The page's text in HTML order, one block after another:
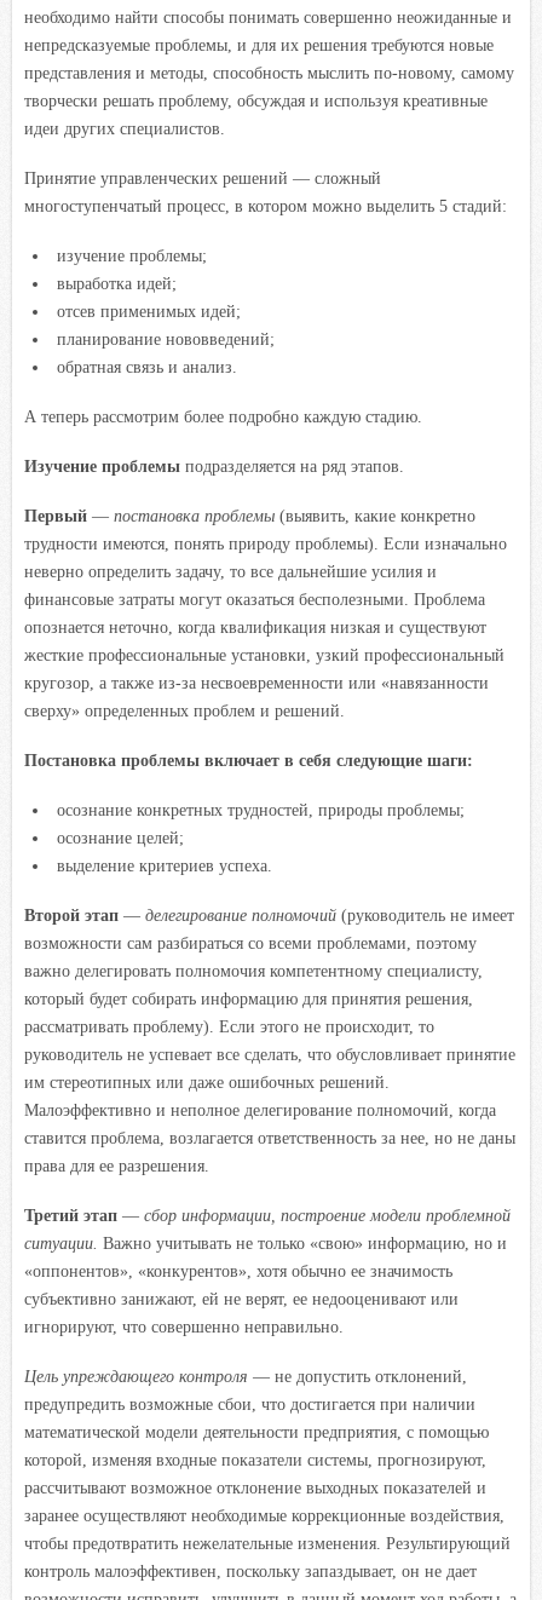
необходимо найти способы понимать совершенно неожиданные и
непредсказуемые проблемы, и для их решения требуются новые
представления и методы, способность мыслить по-новому, самому
творчески решать проблему, обсуждая и используя креативные
идеи других специалистов.
Принятие управленческих решений — сложный
многоступенчатый процесс, в котором можно выделить 5 стадий:
изучение проблемы;
выработка идей;
отсев применимых идей;
планирование нововведений;
обратная связь и анализ.
А теперь рассмотрим более подробно каждую стадию.
Изучение проблемы подразделяется на ряд этапов.
Первый — постановка проблемы (выявить, какие конкретно
трудности имеются, понять природу проблемы). Если изначально
неверно определить задачу, то все дальнейшие усилия и
финансовые затраты могут оказаться бесполезными. Проблема
опознается неточно, когда квалификация низкая и существуют
жесткие профессиональные установки, узкий профессиональный
кругозор, а также из-за несвоевременности или «навязанности
сверху» определенных проблем и решений.
Постановка проблемы включает в себя следующие шаги:
осознание конкретных трудностей, природы проблемы;
осознание целей;
выделение критериев успеха.
Второй этап — делегирование полномочий (руководитель не имеет
возможности сам разбираться со всеми проблемами, поэтому
важно делегировать полномочия компетентному специалисту,
который будет собирать информацию для принятия решения,
рассматривать проблему). Если этого не происходит, то
руководитель не успевает все сделать, что обусловливает принятие
им стереотипных или даже ошибочных решений.
Малоэффективно и неполное делегирование полномочий, когда
ставится проблема, возлагается ответственность за нее, но не даны
права для ее разрешения.
Третий этап — сбор информации, построение модели проблемной
ситуации. Важно учитывать не только «свою» информацию, но и
«оппонентов», «конкурентов», хотя обычно ее значимость
субъективно занижают, ей не верят, ее недооценивают или
игнорируют, что совершенно неправильно.
Цель упреждающего контроля — не допустить отклонений,
предупредить возможные сбои, что достигается при наличии
математической модели деятельности предприятия, с помощью
которой, изменяя входные показатели системы, прогнозируют,
рассчитывают возможное отклонение выходных показателей и
заранее осуществляют необходимые коррекционные воздействия,
чтобы предотвратить нежелательные изменения. Результирующий
контроль малоэффективен, поскольку запаздывает, он не дает